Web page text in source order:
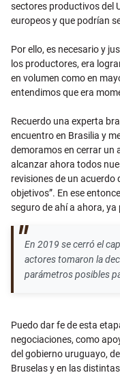
sectores productivos del
europeos y que podrían
Por ello, es necesario y
los productores, era
en volumen como en
entendimos que era
Recuerdo una experta
encuentro en Brasilia y
demoramos en cerrar un
alcanzar ahora todos
revisiones de un acuerdo
objetivos”. En ese
seguro de ahí a ahora,
En 2019 se cerró el
actores tomaron la
parámetros posibles
Puedo dar fe de esta
negociaciones, como
del gobierno uruguayo,
Bruselas y en las